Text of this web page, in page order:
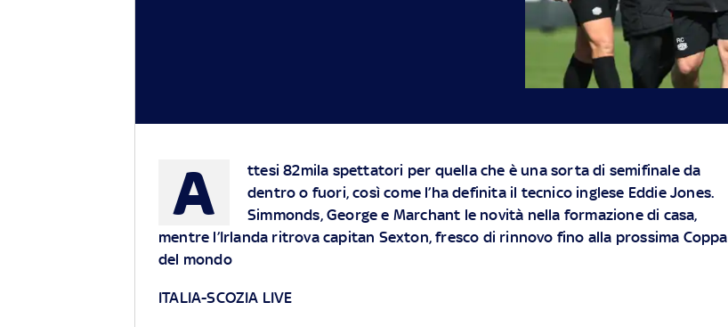
A
ttesi 82mila spettatori per quella che è una sorta di semifinale da
dentro o fuori, così come l’ha definita il tecnico inglese Eddie Jones.
Simmonds, George e Marchant le novità nella formazione di casa,
mentre l’Irlanda ritrova capitan Sexton, fresco di rinnovo fino alla prossima Coppa
del mondo
ITALIA-SCOZIA LIVE